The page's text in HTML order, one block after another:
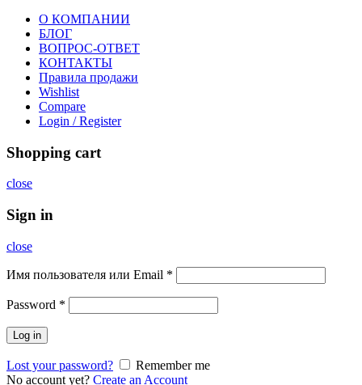
О КОМПАНИИ
БЛОГ
ВОПРОС-ОТВЕТ
КОНТАКТЫ
Правила продажи
Wishlist
Compare
Login / Register
Shopping cart
close
Sign in
close
Имя пользователя или Email *
Password *
Log in
Lost your password?
Remember me
No account yet? Create an Account